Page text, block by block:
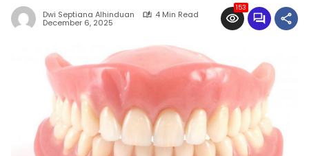
Dwi Septiana Alhinduan 4 Min Read
December 6, 2025
153